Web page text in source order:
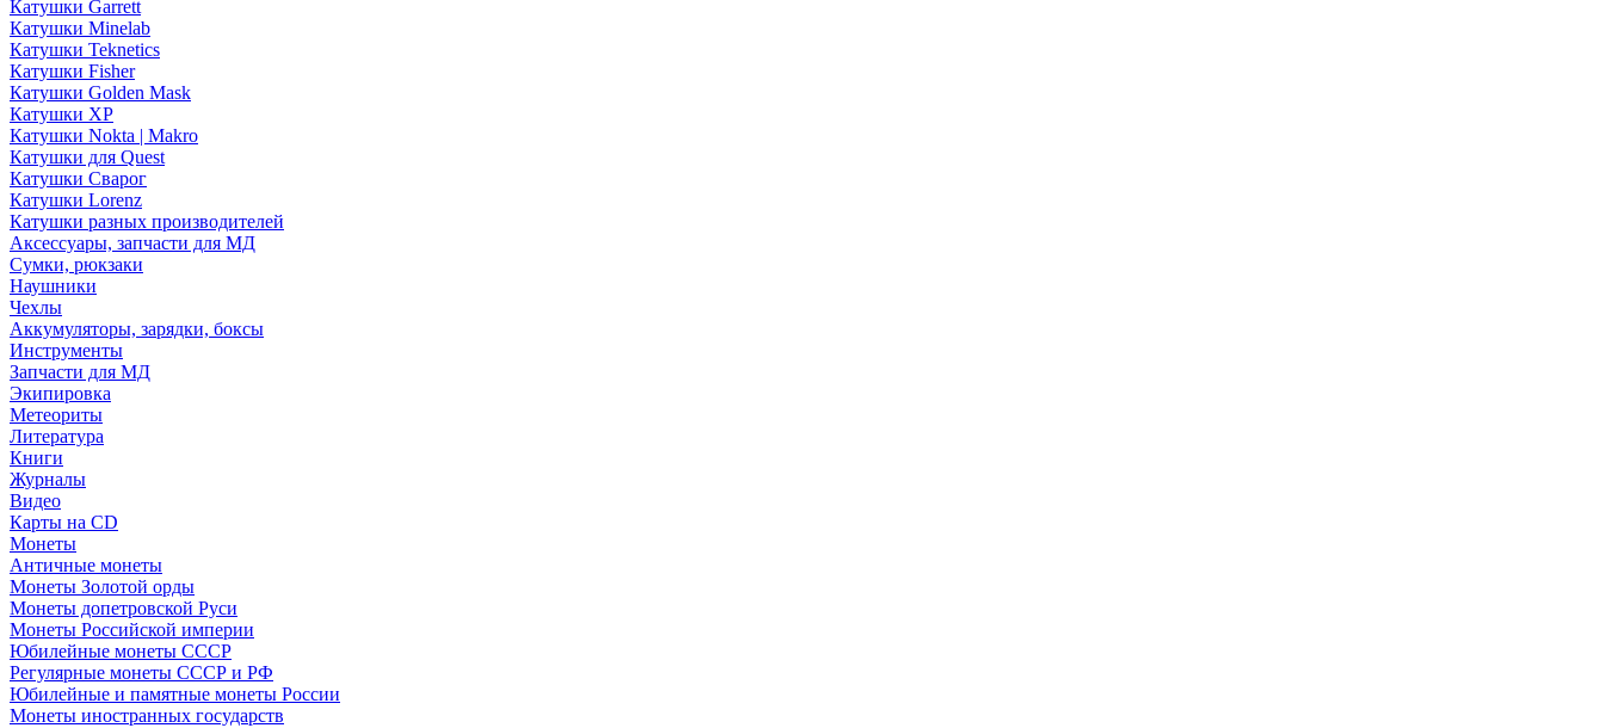
Катушки Garrett
Катушки Minelab
Катушки Teknetics
Катушки Fisher
Катушки Golden Mask
Катушки XP
Катушки Nokta | Makro
Катушки для Quest
Катушки Сварог
Катушки Lorenz
Катушки разных производителей
Аксессуары, запчасти для МД
Сумки, рюкзаки
Наушники
Чехлы
Аккумуляторы, зарядки, боксы
Инструменты
Запчасти для МД
Экипировка
Метеориты
Литература
Книги
Журналы
Видео
Карты на CD
Монеты
Античные монеты
Монеты Золотой орды
Монеты допетровской Руси
Монеты Российской империи
Юбилейные монеты СССР
Регулярные монеты СССР и РФ
Юбилейные и памятные монеты России
Монеты иностранных государств